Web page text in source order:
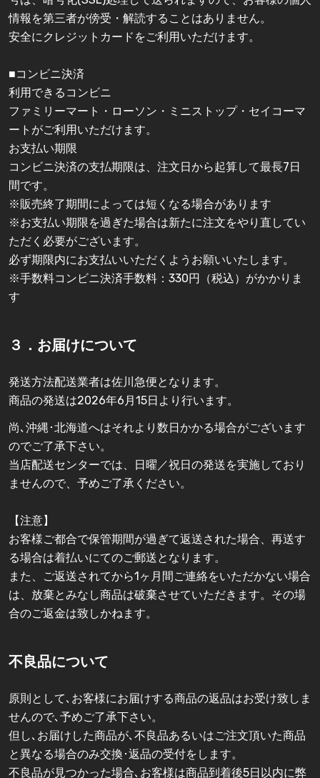
情報を第三者が傍受・解読することはありません。
安全にクレジットカードをご利用いただけます。
■コンビニ決済
利用できるコンビニ
ファミリーマート・ローソン・ミニストップ・セイコーマ
ートがご利用いただけます。
お支払い期限
コンビニ決済の支払期限は、注文日から起算して最長7日
間です。
※販売終了期間によっては短くなる場合があります
※お支払い期限を過ぎた場合は新たに注文をやり直してい
ただく必要がございます。
必ず期限内にお支払いいただくようお願いいたします。
※手数料コンビニ決済手数料：330円（税込）がかかりま
す
３．お届けについて
発送方法配送業者は佐川急便となります。
商品の発送は2026年6月15日より行います。
尚､沖縄･北海道へはそれより数日かかる場合がございます
のでご了承下さい。
当店配送センターでは、日曜／祝日の発送を実施しており
ませんので、予めご了承ください。
【注意】
お客様ご都合で保管期間が過ぎて返送された場合、再送す
る場合は着払いにてのご郵送となります。
また、ご返送されてから1ヶ月間ご連絡をいただかない場合
は、放棄とみなし商品は破棄させていただきます。その場
合のご返金は致しかねます。
不良品について
原則として､お客様にお届けする商品の返品はお受け致しま
せんので､予めご了承下さい。
但し､お届けした商品が､不良品あるいはご注文頂いた商品
と異なる場合のみ交換･返品の受付をします。
不良品が見つかった場合､お客様は商品到着後5日以内に弊